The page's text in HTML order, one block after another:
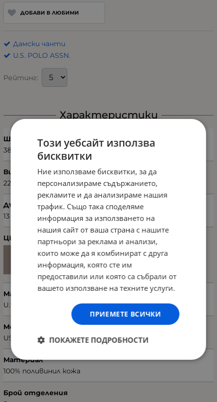
ДОБАВИ В ЛЮБИМИ
Дамски чанти
U.S. POLO ASSN.
Рейтинг:
Характеристики
Ширина (см)
38
Височина (см)
22
Дълбочина (см)
13
Цвят
Марка
U.S. POLO ASSN.
Модел чанта
US22606
Материал
100% поливинил кожа
Брой отделения
Този уебсайт използва
бисквитки
Ние използваме бисквитки, за да
персонализираме съдържанието,
рекламите и да анализираме нашия
трафик. Също така споделяме
информация за използването на
нашия сайт от ваша страна с нашите
партньори за реклама и анализи,
които може да я комбинират с друга
информация, която сте им
предоставили или която са събрали от
вашето използване на техните услуги.
ПРИЕМЕТЕ ВСИЧКИ
ПОКАЖЕТЕ ПОДРОБНОСТИ